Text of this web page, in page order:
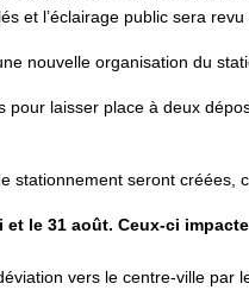
et l’éclairage public sera
nouvelle organisation du
laisser place à deux
stationnement seront créées,
et le 31 août. Ceux-ci
vers le centre-ville par